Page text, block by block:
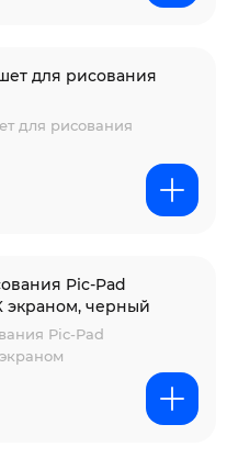
для рисования
для рисования
Pic-Pad
экраном, черный
Pic-Pad